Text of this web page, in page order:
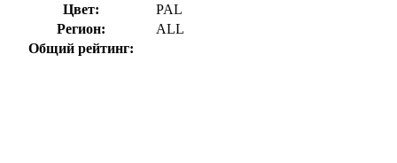
Цвет:
PAL
Регион:
ALL
Общий рейтинг: